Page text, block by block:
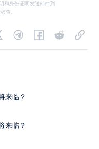
和身份证明发送邮件到
查。
来临？
来临？